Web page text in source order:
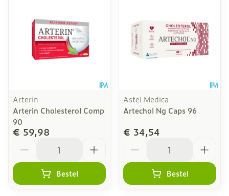
Arterin
Arterin Cholesterol Comp
90
€ 59,98
Bestel
Astel Medica
Artechol Ng Caps 96
€ 34,54
Bestel